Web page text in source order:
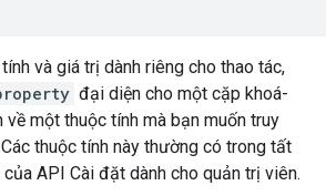
và giá trị dành riêng cho thao tác,
đại diện cho một cặp khoá-
một thuộc tính mà bạn muốn truy
thuộc tính này thường có trong tất
API Cài đặt dành cho quản trị viên.